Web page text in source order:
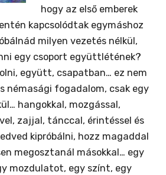
hogy az első emberek
kapcsolódtak egymáshoz
milyen vezetés nélkül,
egy csoport együttlétének?
együtt, csapatban… ez nem
némasági fogadalom, csak egy
hangokkal, mozgással,
zajjal, tánccal, érintéssel és
kipróbálni, hozz magaddal
megosztanál másokkal… egy
mozdulatot, egy színt, egy